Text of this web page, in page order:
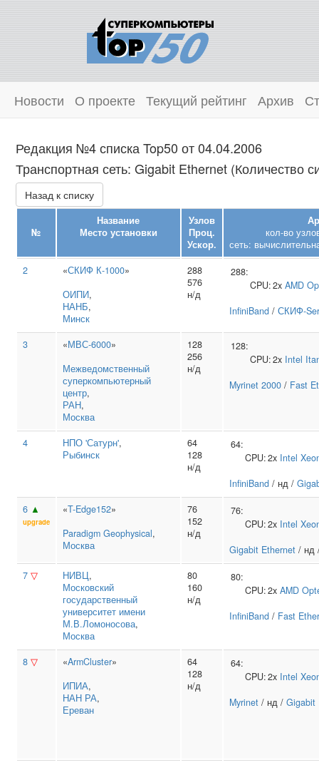
Новости О проекте Текущий рейтинг Архив
Редакция №4 списка Top50 от 04.04.2006
Транспортная сеть: Gigabit Ethernet (Количество
Назад к списку
№
Название
Место установки
Узлов
Проц.
Ускор.
кол-во
сеть:
2
«СКИФ К-1000»
ОИПИ,
НАНБ,
Минск
288
576
н/д
288:
CPU:2x AMD
InfiniBand / СКИФ-
3 «МВС-6000»
Межведомственный
суперкомпьютерный
центр,
РАН,
Москва
128
256
н/д
128:
CPU:2x Intel
Myrinet 2000 / Fast
4 НПО 'Сатурн',
Рыбинск
64
128
н/д
64:
CPU:2x Intel
InfiniBand / нд /
6 ▲
upgrade
«T-Edge152»
Paradigm Geophysical,
Москва
76
152
н/д
76:
CPU:2x Intel
Gigabit Ethernet /
7 ▽ НИВЦ,
Московский
государственный
университет имени
М.В.Ломоносова,
Москва
80
160
н/д
80:
CPU:2x AMD
InfiniBand / Fast
8 ▽ «ArmCluster»
ИПИА,
НАН РА,
Ереван
64
128
н/д
64:
CPU:2x Intel
Myrinet / нд / Gigabit